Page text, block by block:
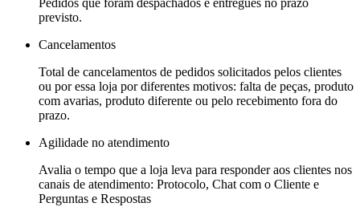
Pedidos que foram despachados e entregues no prazo
previsto.
Cancelamentos
Total de cancelamentos de pedidos solicitados pelos clientes
ou por essa loja por diferentes motivos: falta de peças, produto
com avarias, produto diferente ou pelo recebimento fora do
prazo.
Agilidade no atendimento
Avalia o tempo que a loja leva para responder aos clientes nos
canais de atendimento: Protocolo, Chat com o Cliente e
Perguntas e Respostas